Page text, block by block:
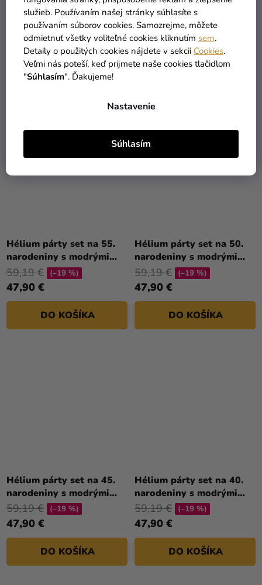
služieb. Používaním našej stránky súhlasíte s
používaním súborov cookies. Samozrejme, môžete
odmietnuť všetky voliteľné cookies kliknutím sem.
Detaily o použitých cookies nájdete v sekcii Cookies.
Veľmi nás poteší, keď prijmete naše cookies tlačidlom
"Súhlasím". Ďakujeme!
Nastavenie
Súhlasím
Hélium párty set na 65.
narodeniny s modrými
balónmi
47,90 €
59,19 € (–19 %)
DO KOŠÍKA
Hélium párty set na 60.
narodeniny s modrými
balónmi
47,90 €
59,19 € (–19 %)
Hélium párty set na 55.
narodeniny s modrými
balónmi
47,90 €
59,19 € (–19 %)
DO KOŠÍKA
Hélium párty set na 50.
narodeniny s modrými
balónmi
47,90 €
59,19 € (–19 %)
DO KOŠÍKA
Hélium párty set na 45.
narodeniny s modrými
balónmi
47,90 €
59,19 € (–19 %)
DO KOŠÍKA
Hélium párty set na 40.
narodeniny s modrými
balónmi
47,90 €
59,19 € (–19 %)
DO KOŠÍKA